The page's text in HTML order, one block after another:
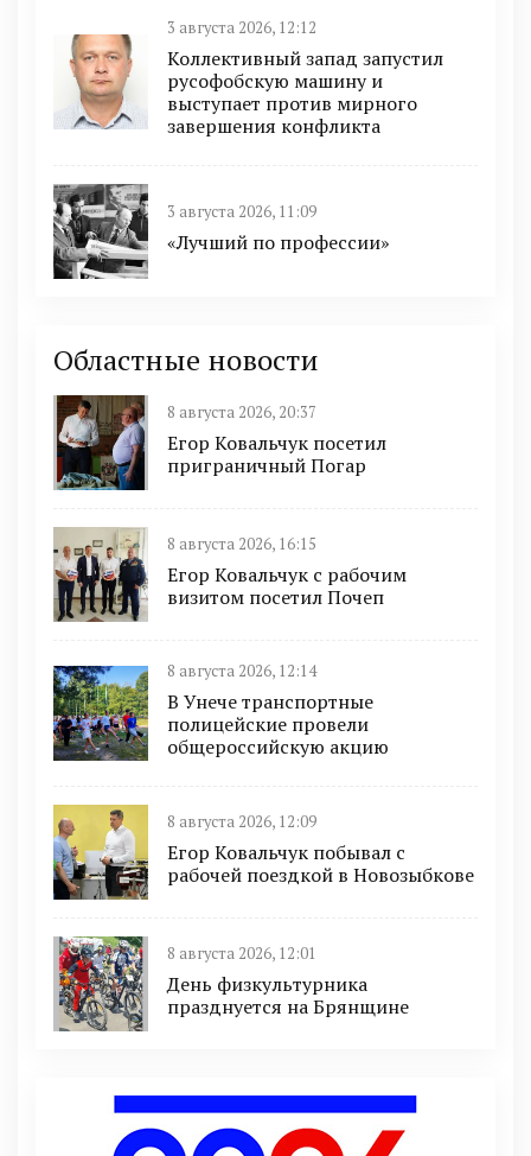
3 августа 2026, 12:12
Коллективный запад запустил
русофобскую машину и
выступает против мирного
завершения конфликта
3 августа 2026, 11:09
«Лучший по профессии»
Областные новости
8 августа 2026, 20:37
Егор Ковальчук посетил
приграничный Погар
8 августа 2026, 16:15
Егор Ковальчук с рабочим
визитом посетил Почеп
8 августа 2026, 12:14
В Унече транспортные
полицейские провели
общероссийскую акцию
8 августа 2026, 12:09
Егор Ковальчук побывал с
рабочей поездкой в Новозыбкове
8 августа 2026, 12:01
День физкультурника
празднуется на Брянщине